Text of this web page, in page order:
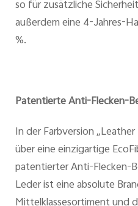
so für zusätzliche
außerdem eine 4-Jahres-
%.
Patentierte Anti-Flecken-
In der Farbversion
über eine einzigartige
patentierter Anti-Flecken-
Leder ist eine absolute